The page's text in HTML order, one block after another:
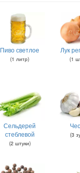
Пиво светлое
(1 литр)
Лук
(1
Сельдерей
стеблевой
(2 штуки)
(3